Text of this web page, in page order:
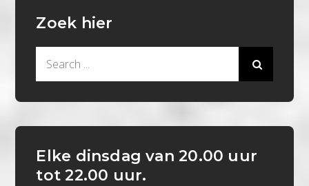
Zoek hier
Elke dinsdag van 20.00 uur
tot 22.00 uur.